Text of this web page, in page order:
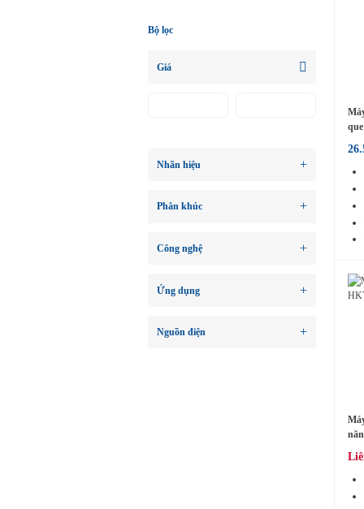
Bộ lọc
Giá
Nhãn hiệu
Phân khúc
Công nghệ
Ứng dụng
Nguồn điện